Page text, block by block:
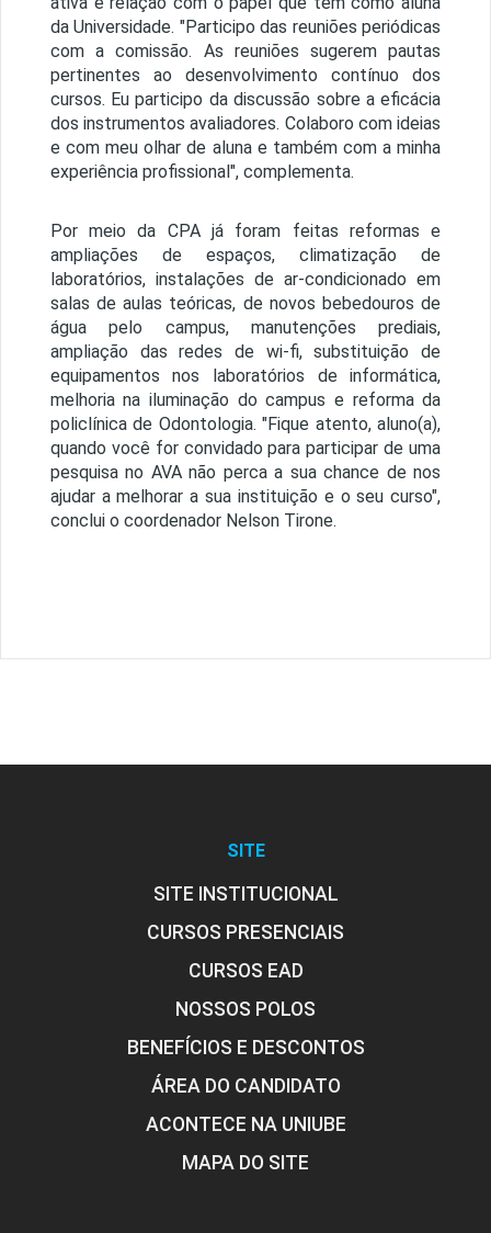
da Universidade. "Participo das reuniões periódicas
com a comissão. As reuniões sugerem pautas
pertinentes ao desenvolvimento contínuo dos
cursos. Eu participo da discussão sobre a eficácia
dos instrumentos avaliadores. Colaboro com ideias
e com meu olhar de aluna e também com a minha
experiência profissional", complementa.
Por meio da CPA já foram feitas reformas e
ampliações de espaços, climatização de
laboratórios, instalações de ar-condicionado em
salas de aulas teóricas, de novos bebedouros de
água pelo campus, manutenções prediais,
ampliação das redes de wi-fi, substituição de
equipamentos nos laboratórios de informática,
melhoria na iluminação do campus e reforma da
policlínica de Odontologia. "Fique atento, aluno(a),
quando você for convidado para participar de uma
pesquisa no AVA não perca a sua chance de nos
ajudar a melhorar a sua instituição e o seu curso",
conclui o coordenador Nelson Tirone.
SITE
SITE INSTITUCIONAL
CURSOS PRESENCIAIS
CURSOS EAD
NOSSOS POLOS
BENEFÍCIOS E DESCONTOS
ÁREA DO CANDIDATO
ACONTECE NA UNIUBE
MAPA DO SITE